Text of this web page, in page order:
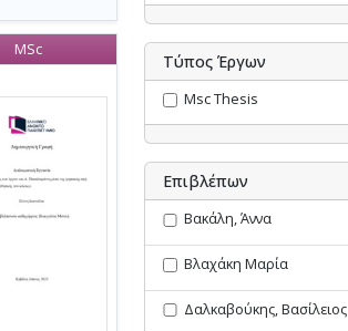
MSc
Τύπος Έργων
Msc Thesis
Επιβλέπων
Βακάλη, Άννα
Βλαχάκη Μαρία
Δαλκαβούκης, Βασίλειος